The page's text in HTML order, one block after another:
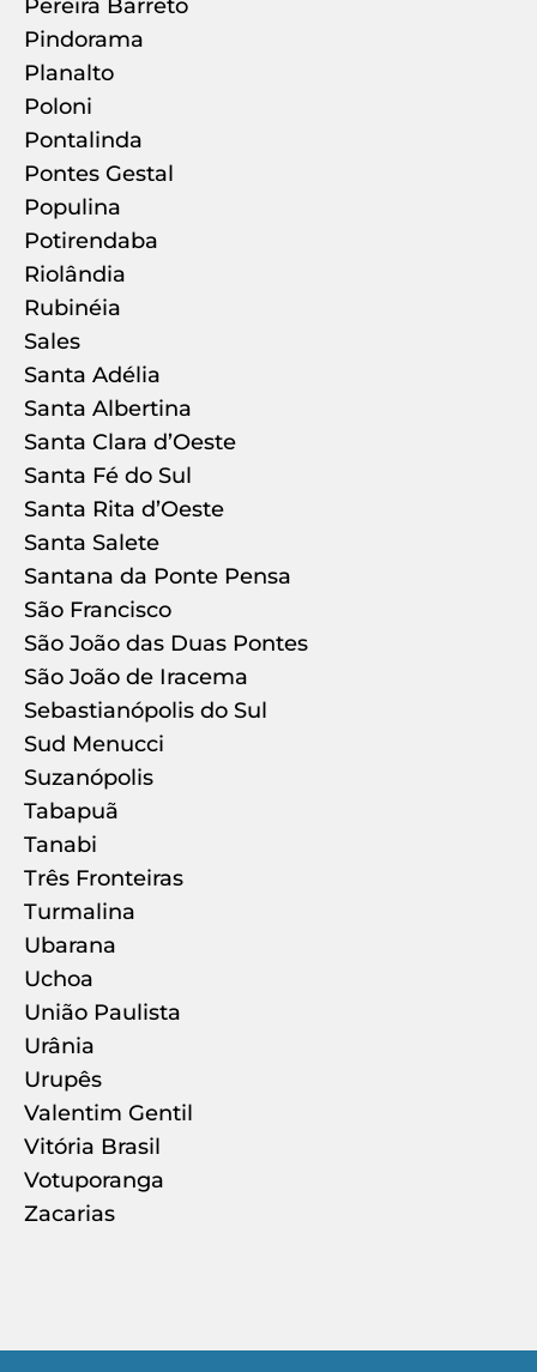
Pereira Barreto
Pindorama
Planalto
Poloni
Pontalinda
Pontes Gestal
Populina
Potirendaba
Riolândia
Rubinéia
Sales
Santa Adélia
Santa Albertina
Santa Clara d’Oeste
Santa Fé do Sul
Santa Rita d’Oeste
Santa Salete
Santana da Ponte Pensa
São Francisco
São João das Duas Pontes
São João de Iracema
Sebastianópolis do Sul
Sud Menucci
Suzanópolis
Tabapuã
Tanabi
Três Fronteiras
Turmalina
Ubarana
Uchoa
União Paulista
Urânia
Urupês
Valentim Gentil
Vitória Brasil
Votuporanga
Zacarias